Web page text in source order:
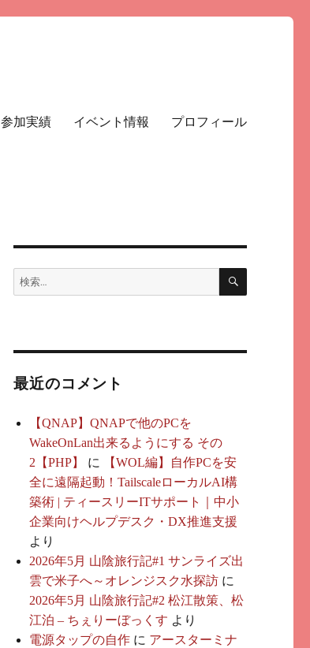
参加実績 イベント情報 プロフィール
検
索:
検
最近のコメント
【QNAP】QNAPで他のPCを
WakeOnLan出来るようにする その
2【PHP】
に
【WOL編】自作PCを安
全に遠隔起動！TailscaleローカルAI構
築術 | ティースリーITサポート｜中小
企業向けヘルプデスク・DX推進支援
より
2026年5月 山陰旅行記#1 サンライズ出
雲で米子へ～オレンジスク水探訪に
2026年5月 山陰旅行記#2 松江散策、松
江泊 – ちぇりーぼっくす より
電源タップの自作に アースターミナ